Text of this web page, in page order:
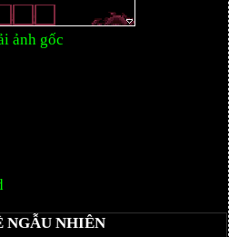
ảnh gốc
NGẪU NHIÊN